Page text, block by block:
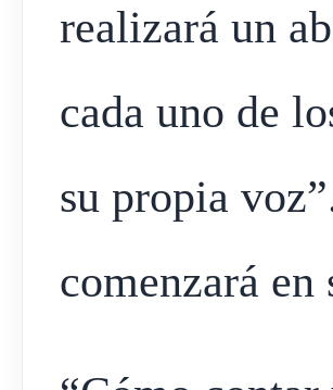
realizará un
cada uno de
su propia
comenzará en